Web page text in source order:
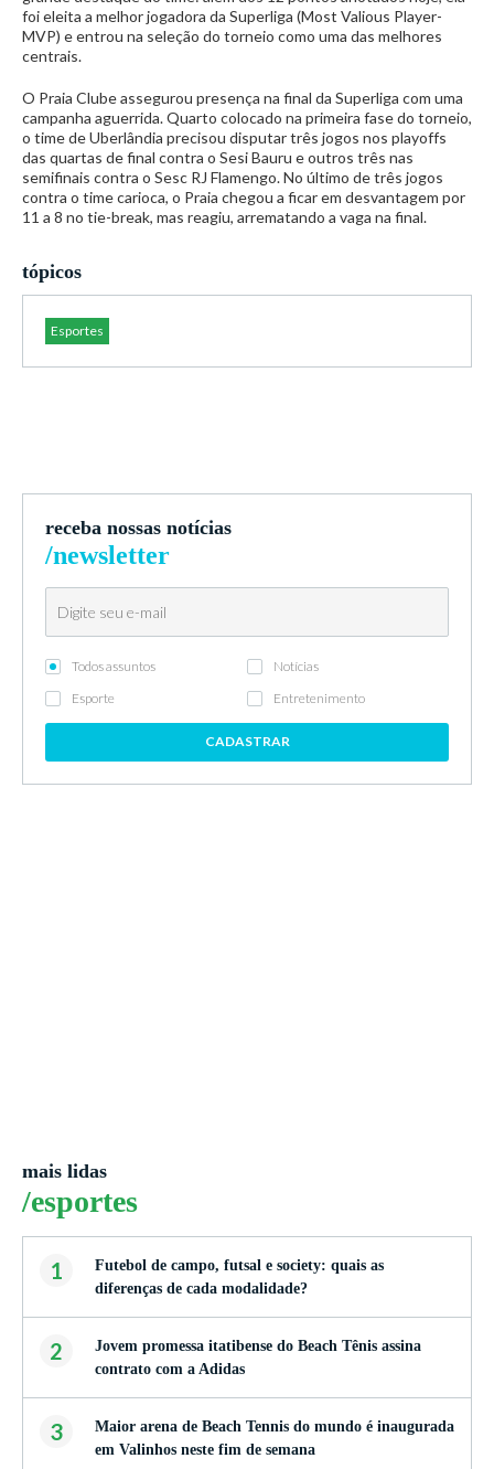
foi eleita a melhor jogadora da Superliga (Most Valious Player-
MVP) e entrou na seleção do torneio como uma das melhores
centrais.
O Praia Clube assegurou presença na final da Superliga com uma
campanha aguerrida. Quarto colocado na primeira fase do torneio,
o time de Uberlândia precisou disputar três jogos nos playoffs
das quartas de final contra o Sesi Bauru e outros três nas
semifinais contra o Sesc RJ Flamengo. No último de três jogos
contra o time carioca, o Praia chegou a ficar em desvantagem por
11 a 8 no tie-break, mas reagiu, arrematando a vaga na final.
tópicos
Esportes
receba nossas notícias
/newsletter
Todos assuntos
Notícias
Esporte
Entretenimento
CADASTRAR
mais lidas
/esportes
1
Futebol de campo, futsal e society: quais as
diferenças de cada modalidade?
2
Jovem promessa itatibense do Beach Tênis assina
contrato com a Adidas
3
Maior arena de Beach Tennis do mundo é inaugurada
em Valinhos neste fim de semana